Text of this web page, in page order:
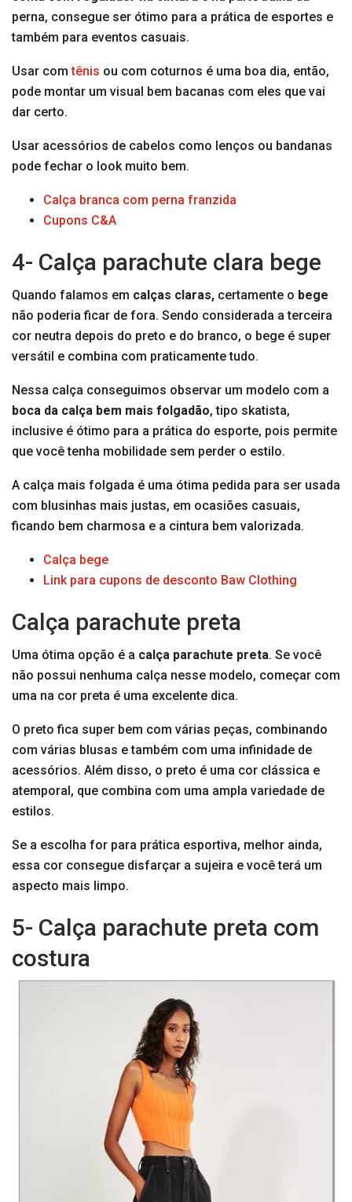
perna, consegue ser ótimo para a prática de esportes e
também para eventos casuais.
Usar comtênis ou com coturnos é uma boa dia, então,
pode montar um visual bem bacanas com eles que vai
dar certo.
Usar acessórios de cabelos como lenços ou bandanas
pode fechar o look muito bem.
Calça branca com perna franzida
Cupons C&A
4- Calça parachute clara bege
Quando falamos em calças claras, certamente o bege
não poderia ficar de fora. Sendo considerada a terceira
cor neutra depois do preto e do branco, o bege é super
versátil e combina com praticamente tudo.
Nessa calça conseguimos observar um modelo com a
boca da calça bem mais folgadão, tipo skatista,
inclusive é ótimo para a prática do esporte, pois permite
que você tenha mobilidade sem perder o estilo.
A calça mais folgada é uma ótima pedida para ser usada
com blusinhas mais justas, em ocasiões casuais,
ficando bem charmosa e a cintura bem valorizada.
Calça bege
Link para cupons de desconto Baw Clothing
Calça parachute preta
Uma ótima opção é a calça parachute preta. Se você
não possui nenhuma calça nesse modelo, começar com
uma na cor preta é uma excelente dica.
O preto fica super bem com várias peças, combinando
com várias blusas e também com uma infinidade de
acessórios. Além disso, o preto é uma cor clássica e
atemporal, que combina com uma ampla variedade de
estilos.
Se a escolha for para prática esportiva, melhor ainda,
essa cor consegue disfarçar a sujeira e você terá um
aspecto mais limpo.
5- Calça parachute preta com
costura